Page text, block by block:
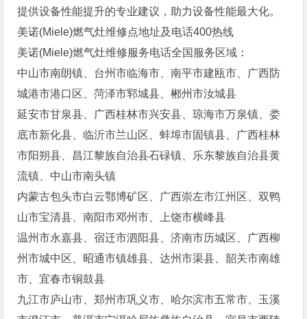
提供设备性能提升的专业建议，助力设备性能最大化。
‌‌美诺(Miele)燃气灶维修点地址及电话400热线
‌‌美诺(Miele)燃气灶维修服务电话全国服务区域：
中山市南朗镇、台州市临海市、南平市建瓯市、广西防
城港市港口区、菏泽市郓城县、郴州市汝城县
延安市甘泉县、广西桂林市兴安县、琼海市万泉镇、娄
底市新化县、临沂市兰山区、蚌埠市固镇县、广西桂林
市阳朔县、昌江黎族自治县石碌镇、乐东黎族自治县黄
流镇、中山市南头镇
内蒙古包头市白云鄂博矿区、广西崇左市江州区、双鸭
山市宝清县、南阳市邓州市、上饶市横峰县
温州市永嘉县、宿迁市泗阳县、济南市历城区、广西柳
州市城中区、昭通市镇雄县、达州市渠县、韶关市南雄
市、宜春市铜鼓县
九江市庐山市、郑州市巩义市、哈尔滨市五常市、玉溪